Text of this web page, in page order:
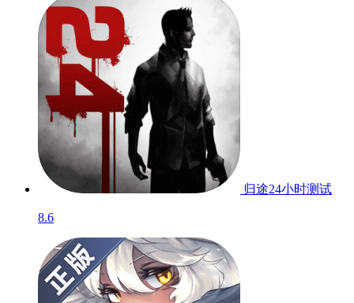
归途24小时测试
8.6